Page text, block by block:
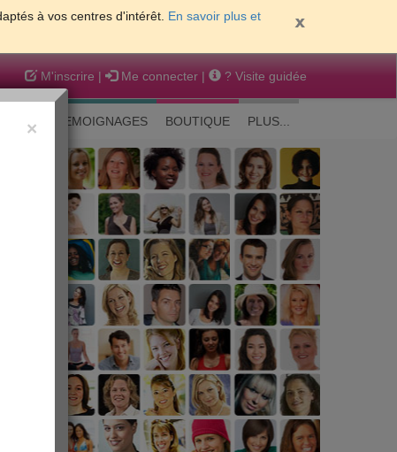
à vos centres d'intérêt. En savoir plus et
M'inscrire | Me connecter | ? Visite guidée
TEMOIGNAGES BOUTIQUE PLUS...
×